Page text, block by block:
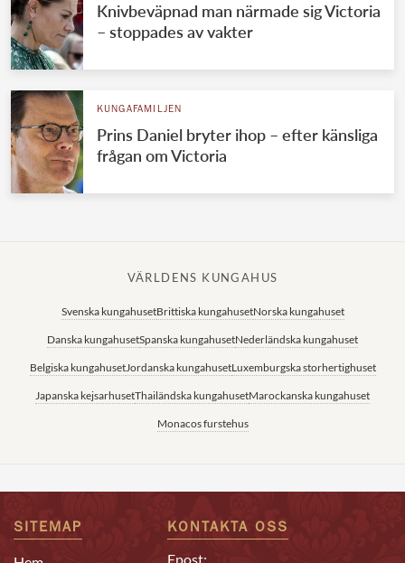
Knivbeväpnad man närmade sig Victoria
– stoppades av vakter
KUNGAFAMILJEN
Prins Daniel bryter ihop – efter känsliga
frågan om Victoria
VÄRLDENS KUNGAHUS
Svenska kungahusetBrittiska kungahusetNorska kungahuset
Danska kungahusetSpanska kungahusetNederländska kungahuset
Belgiska kungahusetJordanska kungahusetLuxemburgska storhertighuset
Japanska kejsarhusetThailändska kungahusetMarockanska kungahuset
Monacos furstehus
SITEMAP KONTAKTA OSS
Epost: